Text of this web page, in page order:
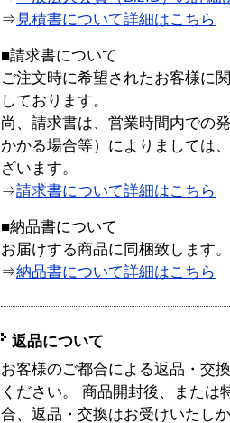
⇒ 見積書について詳細はこちら
■請求書について
ご注文時に希望されたお客様に
しております。
尚、請求書は、営業時間内での
かかる場合等）によりましては
ざいます。
⇒請求書について詳細はこちら
■納品書について
お届けする商品に同梱致します。
⇒納品書について詳細はこちら
返品について
お客様のご都合による返品・交
ください。 商品開封後、または
合、返品・交換はお受けいたし